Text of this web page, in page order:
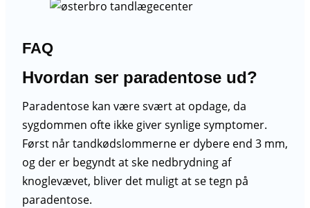
FAQ
Hvordan ser paradentose ud?
Paradentose kan være svært at opdage, da
sygdommen ofte ikke giver synlige symptomer.
Først når tandkødslommerne er dybere end 3 mm,
og der er begyndt at ske nedbrydning af
knoglevævet, bliver det muligt at se tegn på
paradentose.